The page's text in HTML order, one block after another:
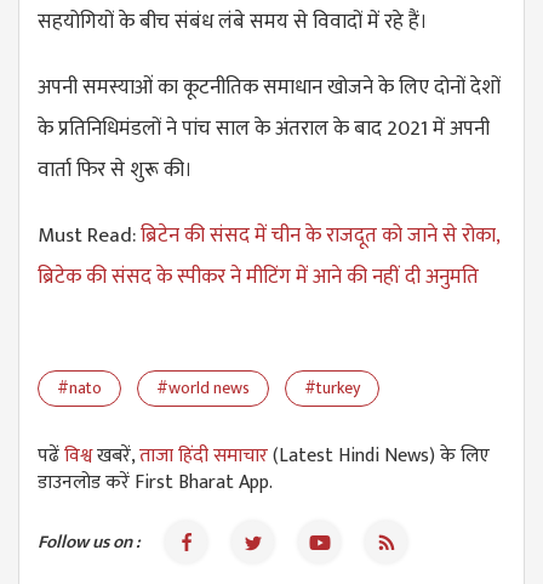
सहयोगियों के बीच संबंध लंबे समय से विवादों में रहे हैं।
अपनी समस्याओं का कूटनीतिक समाधान खोजने के लिए दोनों देशों
के प्रतिनिधिमंडलों ने पांच साल के अंतराल के बाद 2021 में अपनी
वार्ता फिर से शुरू की।
Must Read:ब्रिटेन की संसद में चीन के राजदूत को जाने से रोका,
ब्रिटेक की संसद के स्पीकर ने मीटिंग में आने की नहीं दी अनुमति
#nato #world news #turkey
पढेंविश्वखबरें,ताजा हिंदी समाचार(Latest Hindi News) के लिए
डाउनलोड करें First Bharat App.
Follow us on :